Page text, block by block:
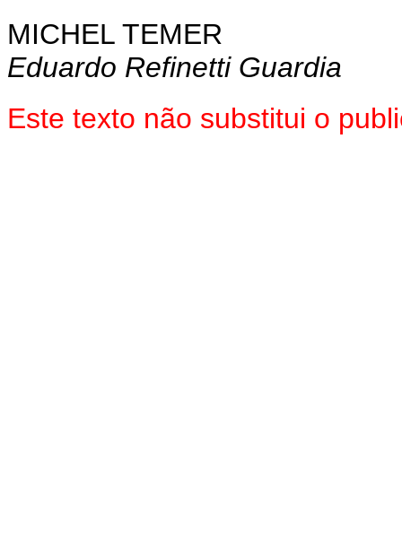
MICHEL TEMER
Eduardo Refinetti Guardia
Este texto não substitui o